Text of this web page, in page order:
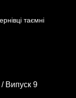
таємні
/ Випуск 9